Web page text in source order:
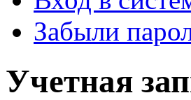
Забыли
Учетная